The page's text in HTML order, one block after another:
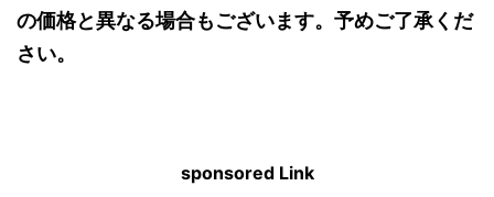
の価格と異なる場合もございます。予めご了承くだ
さい。
sponsored Link